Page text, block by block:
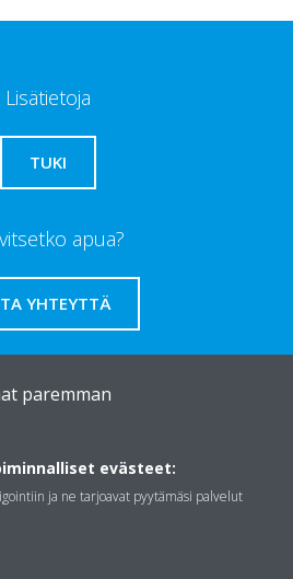
Lisätietoja
TUKI
apua?
YHTEYTTÄ
paremman
evästeet:
ja ne tarjoavat pyytämäsi palvelut